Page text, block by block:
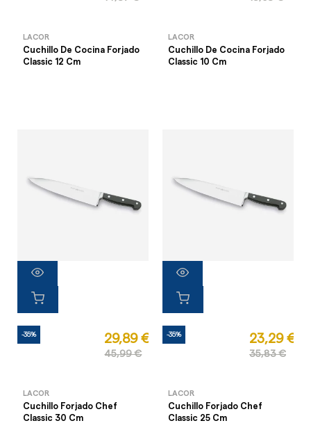
LACOR
Cuchillo De Cocina Forjado
Classic 12 Cm
LACOR
Cuchillo De Cocina Forjado
Classic 10 Cm
-35% 29,89 €
45,99 €
LACOR
Cuchillo Forjado Chef
Classic 30 Cm
-35% 23,29 €
35,83 €
LACOR
Cuchillo Forjado Chef
Classic 25 Cm